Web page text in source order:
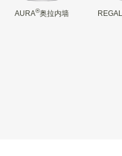
AURA®奥拉内墙 REGAL